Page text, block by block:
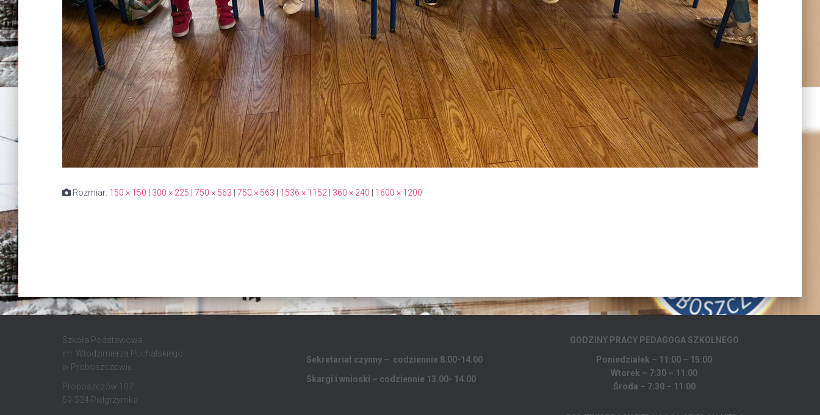
Rozmiar: 150 × 150 300 × 225 750 × 563 750 × 563 1536 × 1152 360 × 240 1600 × 1200
Szkoła Podstawowa
im. Włodzimierza Puchalskiego
w Proboszczowie
Proboszczów 107
59-524 Pielgrzymka
Sekretariat czynny – codziennie 8.00-14.00
Skargi i wnioski – codziennie 13.00- 14.00
GODZINY PRACY PEDAGOGA SZKOLNEGO
Poniedziałek – 11:00 – 15:00
Wtorek – 7:30 – 11:00
Środa – 7:30 – 11:00